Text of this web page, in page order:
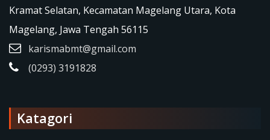
Kramat Selatan, Kecamatan Magelang Utara, Kota
Magelang, Jawa Tengah 56115
karismabmt@gmail.com
(0293) 3191828
Katagori